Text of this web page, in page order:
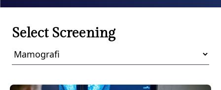
Select Screening